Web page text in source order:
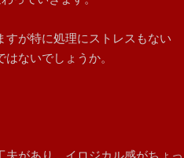
が特に処理にストレスもない
ないでしょうか。
があり、イロジカル感がちょっ